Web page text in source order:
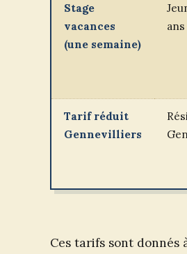
Stage
vacances
(une semaine)
ans
Tarif réduit
Gennevilliers
Ces tarifs sont donnés